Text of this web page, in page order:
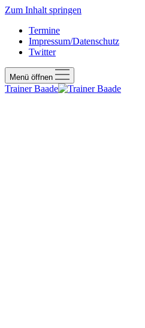
Zum Inhalt springen
Termine
Impressum/Datenschutz
Twitter
Menü öffnen
Trainer Baade